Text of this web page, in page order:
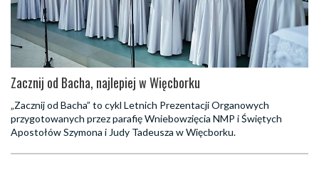
Zacznij od Bacha, najlepiej w Więcborku
„Zacznij od Bacha” to cykl Letnich Prezentacji Organowych
przygotowanych przez parafię Wniebowzięcia NMP i Świętych
Apostołów Szymona i Judy Tadeusza w Więcborku.